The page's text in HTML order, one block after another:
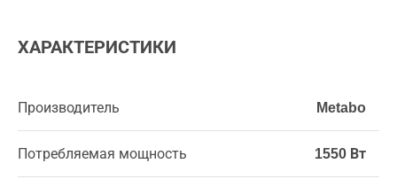
ХАРАКТЕРИСТИКИ
Производитель Metabo
Потребляемая мощность 1550 Вт